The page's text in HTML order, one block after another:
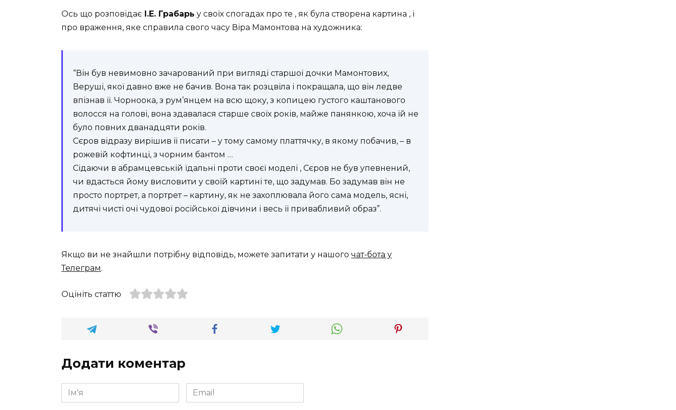
Ось що розповідає І.Е. Грабарь у своїх спогадах про те , як була створена картина , і
про враження, яке справила свого часу Віра Мамонтова на художника:
“Він був невимовно зачарований при вигляді старшої дочки Мамонтових,
Веруші, якої давно вже не бачив. Вона так розцвіла і покращала, що він ледве
впізнав її. Чорноока, з рум’янцем на всю щоку, з копицею густого каштанового
волосся на голові, вона здавалася старше своїх років, майже панянкою, хоча їй не
було повних дванадцяти років.
Сєров відразу вирішив її писати – у тому самому платтячку, в якому побачив, – в
рожевій кофтинці, з чорним бантом …
Сідаючи в абрамцевській їдальні проти своєї моделі , Сєров не був упевнений,
чи вдасться йому висловити у своїй картині те, що задумав. Бо задумав він не
просто портрет, а портрет – картину, як не захоплювала його сама модель, ясні,
дитячі чисті очі чудової російської дівчини і весь її привабливий образ”.
Якщо ви не знайшли потрібну відповідь, можете запитати у нашого чат-бота у
Телеграм.
Оцініть статтю
Додати коментар
Ім'я
*
Email
*